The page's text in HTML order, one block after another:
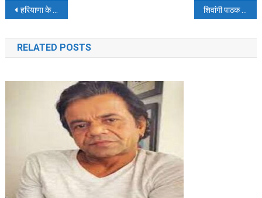
Post
navigation
हरियाणा के झज्जर और जम्मू-कश्मीर में भूकंप के तेज झटके
RELATED POSTS